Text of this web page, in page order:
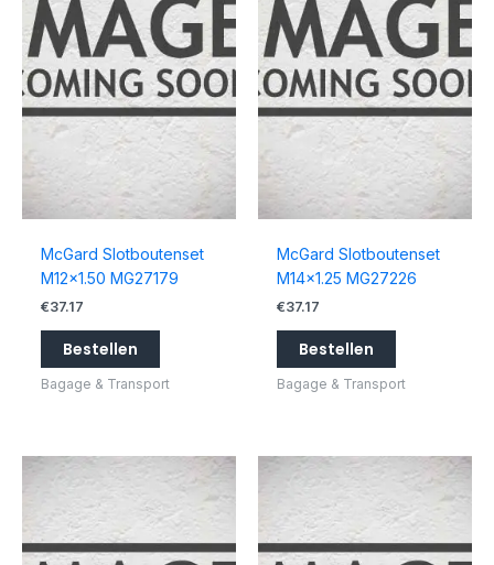
McGard Slotboutenset
M12x1.50 MG27179
€37.17
Bestellen
Bagage & Transport
McGard Slotboutenset
M14x1.25 MG27226
€37.17
Bestellen
Bagage & Transport